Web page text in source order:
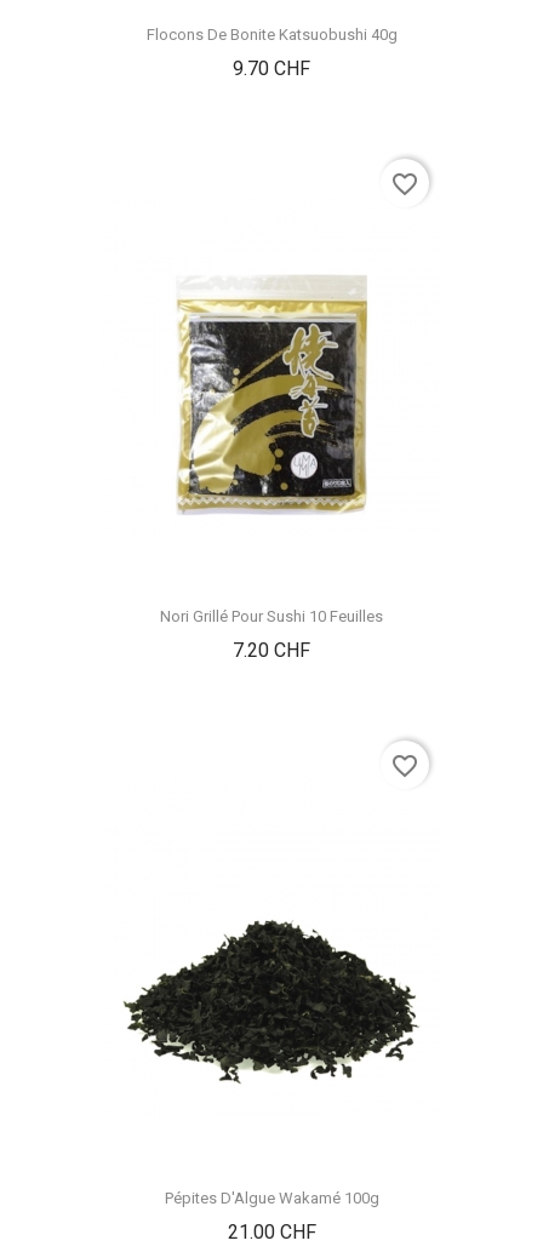
Flocons De Bonite Katsuobushi 40g
9.70 CHFPrix
Nori Grillé Pour Sushi 10 Feuilles
7.20 CHFPrix
favorite_border
Pépites D'Algue Wakamé 100g
21.00 CHFPrix
favorite_border